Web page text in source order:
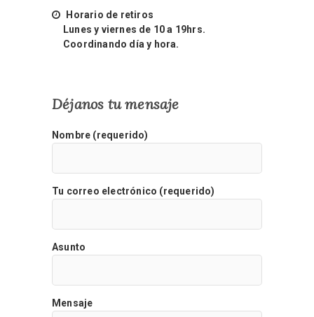
Horario de retiros
Lunes y viernes de 10 a 19hrs.
Coordinando día y hora.
Déjanos tu mensaje
Nombre (requerido)
Tu correo electrónico (requerido)
Asunto
Mensaje